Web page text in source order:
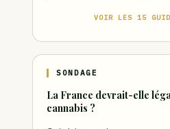
VOIR LES 15
SONDAGE
La France devrait-elle
cannabis ?